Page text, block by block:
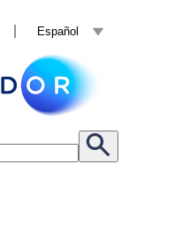
Español